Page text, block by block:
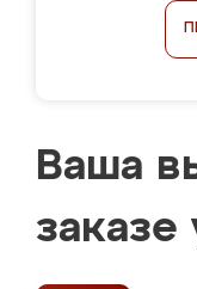
Ваша
заказе